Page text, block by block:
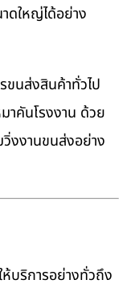
ดใหญ่ได้อย่าง
ขนส่งสินค้าทั่วไป
าคันโรงงาน ด้วย
งงานขนส่งอย่าง
บริการอย่างทั่วถึง